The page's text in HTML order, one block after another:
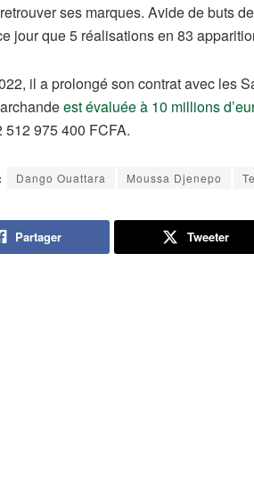
ses marques. Avide de buts
jour que 5 réalisations en 83
il a prolongé son contrat avec les
est évaluée à 10 millions
512 975 400 FCFA.
Dango Ouattara Moussa Djenepo
Partager Tweeter